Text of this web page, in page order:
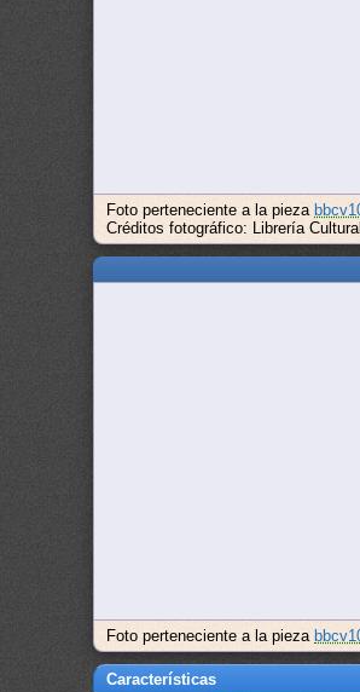
Foto perteneciente a la pieza
Créditos fotográfico: Librería Cultural
Foto perteneciente a la pieza
Características